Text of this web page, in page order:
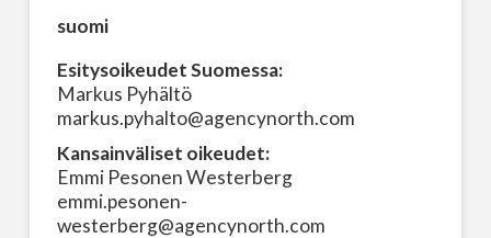
suomi
Esitysoikeudet Suomessa:
Markus Pyhältö
markus.pyhalto@agencynorth.com
Kansainväliset oikeudet:
Emmi Pesonen Westerberg
emmi.pesonen-
westerberg@agencynorth.com